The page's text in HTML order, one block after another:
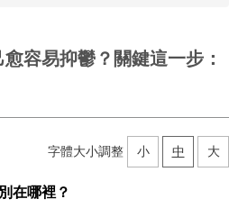
容易抑鬱？關鍵這一步：
字體大小調整 小 中 大
在哪裡？